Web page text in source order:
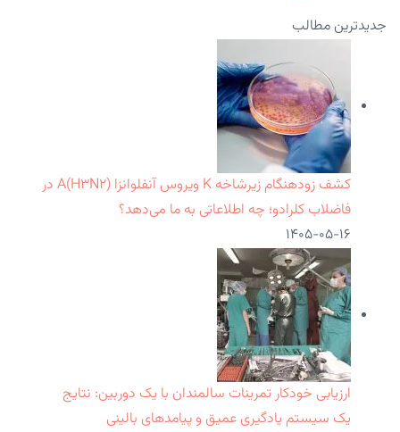
جدیدترین مطالب
کشف زودهنگام زیرشاخه K ویروس آنفلوانزا A(H۳N۲) در
فاضلاب کلرادو؛ چه اطلاعاتی به ما می‌دهد؟
۱۴۰۵-۰۵-۱۶
ارزیابی خودکار تمرینات سالمندان با یک دوربین: نتایج
یک سیستم یادگیری عمیق و پیامدهای بالینی